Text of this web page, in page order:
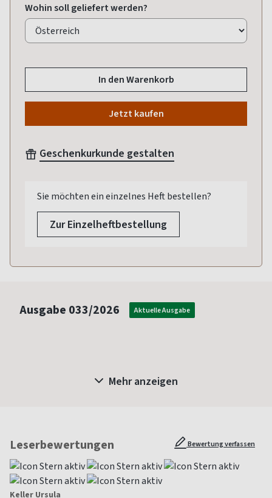
Wohin soll geliefert werden?
In den Warenkorb
Jetzt kaufen
Geschenkurkunde gestalten
Sie möchten ein einzelnes Heft bestellen?
Zur Einzelheftbestellung
Ausgabe 033/2026 Aktuelle Ausgabe
Mehr anzeigen
Leserbewertungen Bewertung verfassen
Keller Ursula